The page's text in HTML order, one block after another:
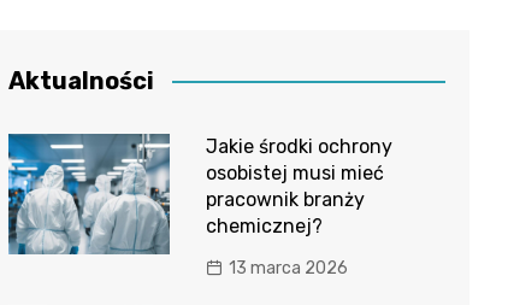
Aktualności
Jakie środki ochrony
osobistej musi mieć
pracownik branży
chemicznej?
13 marca 2026